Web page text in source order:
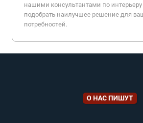
нашими консультантами по
подобрать наилучшее решение для
потребностей.
О НАС ПИШУТ